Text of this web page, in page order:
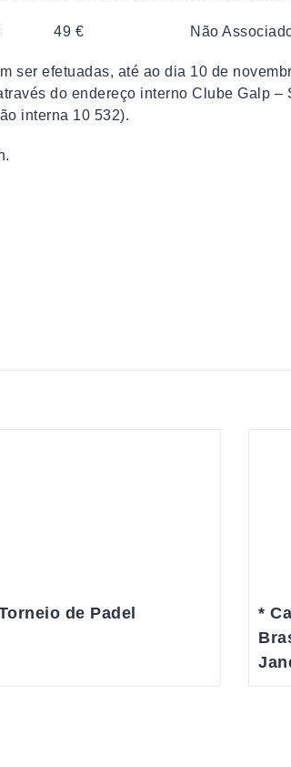
e filhos 49 € Não
ser efetuadas, até ao dia 10 de
do endereço interno Clube Galp –
interna 10 532).
de Padel
*